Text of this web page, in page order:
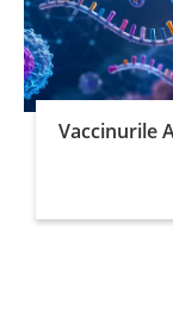
Vaccinurile